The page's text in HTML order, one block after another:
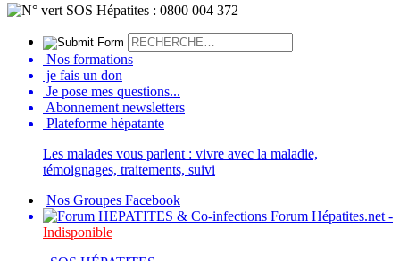
Nos formations
je fais un don
Je pose mes questions...
Abonnement newsletters
Plateforme hépatante
Les malades vous parlent : vivre avec la maladie,
témoignages, traitements, suivi
Nos Groupes Facebook
Forum Hépatites.net -
Indisponible